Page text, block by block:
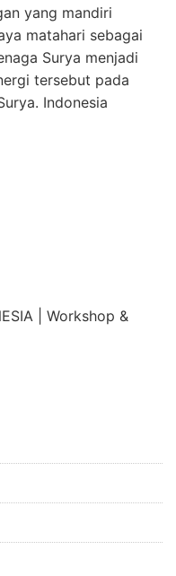
yang mandiri
matahari sebagai
Surya menjadi
tersebut pada
Indonesia
| Workshop &